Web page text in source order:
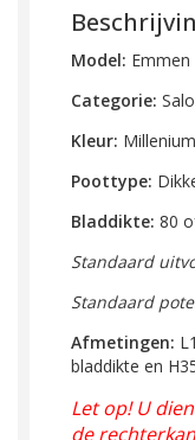
Model: Emmen
Categorie:
Kleur:
Poottype:
Bladdikte: 80
Standaard
Standaard
Afmetingen:
bladdikte en
Let op! U
de